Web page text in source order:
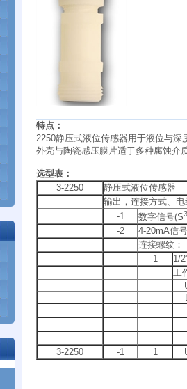
特点：
2250静压式液位传感器用于液位与深
外壳与陶瓷感压膜片适于多种腐蚀介
选型表：
3-2250
静压式液位传感器
输出，连接方式、
-1
数字信号(S3
-2
4-20mA信
连接螺纹：
1
1/
工
3-2250 -1 1